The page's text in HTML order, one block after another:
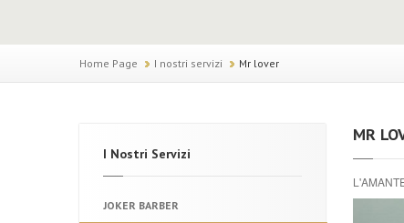
Home Page I nostri servizi Mr lover
I Nostri Servizi
JOKER BARBER
MR